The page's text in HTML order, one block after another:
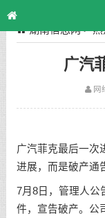
湖南信息网>热
广汽
网
广汽菲克最后一次
进展，而是破产通
7月8日，管理人公
件，宣告破产。公